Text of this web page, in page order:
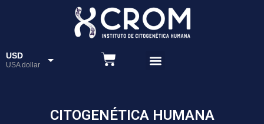
USD
USA dollar
CITOGENÉTICA HUMANA